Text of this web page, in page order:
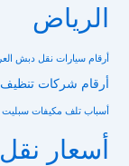
الرياض
أرقام سيارات نقل دبش
أرقام شركات تنظيف
أسباب تلف مكيفات
أسعار